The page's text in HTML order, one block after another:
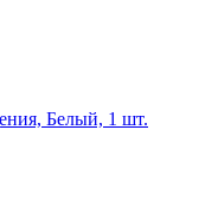
Белый, 1 шт.